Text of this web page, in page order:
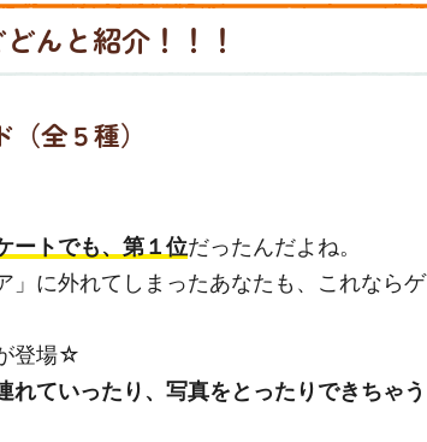
んと紹介！！！
全５種）
ートでも、第１位だったんだよね。
」に外れてしまったあなたも、これならゲ
登場☆
ていったり、写真をとったりできちゃう